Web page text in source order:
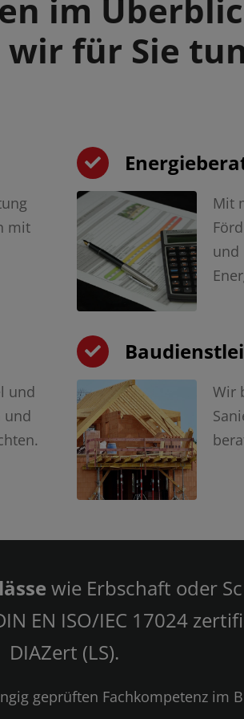
im
für Sie
mit
Mit
und
und
und
Wir
wie Erbschaft oder
EN ISO/IEC 17024
DIAZert (LS).
geprüften Fachkompetenz im